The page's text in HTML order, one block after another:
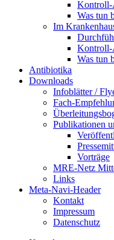
Kontroll-
Was tun
Im
Kontroll-
Was tun
Antibiotika
Downloads
Infoblätter /
Fach-
Publikationen
Vorträge
MRE-Netz
Links
Meta-Navi-Header
Kontakt
Impressum
Datenschutz